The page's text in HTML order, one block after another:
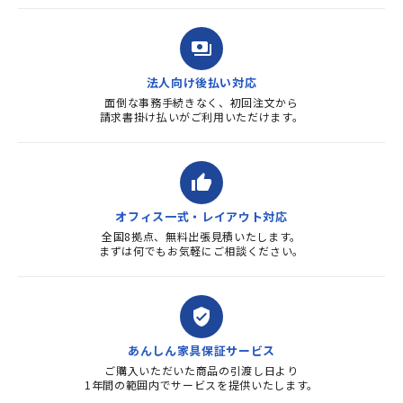
payments
法人向け後払い対応
面倒な事務手続きなく、初回注文から
請求書掛け払いがご利用いただけます。
thumb_up
オフィス一式・レイアウト対応
全国8拠点、無料出張見積いたします。
まずは何でもお気軽にご相談ください。
verified_user
あんしん家具保証サービス
ご購入いただいた商品の引渡し日より
1年間の範囲内でサービスを提供いたします。